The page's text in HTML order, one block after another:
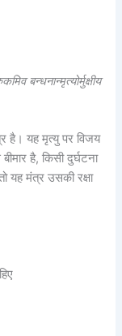
बन्धनान्मृत्योर्मुक्षीय
है। यह मृत्यु पर विजय
है, किसी दुर्घटना
यह मंत्र उसकी रक्षा